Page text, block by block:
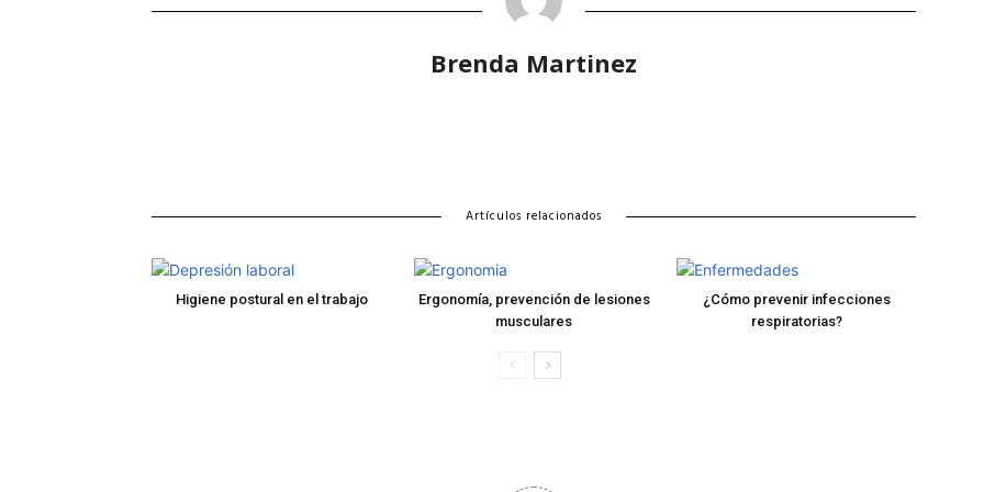
Brenda Martinez
Artículos relacionados
Higiene postural en el trabajo
Ergonomía, prevención de lesiones
musculares
¿Cómo prevenir infecciones
respiratorias?